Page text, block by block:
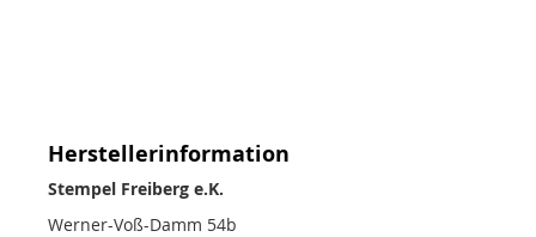
Herstellerinformation
Stempel Freiberg e.K.
Werner-Voß-Damm 54b